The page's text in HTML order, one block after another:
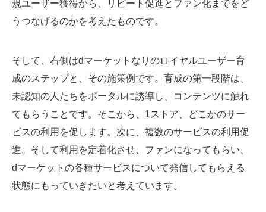
規ユーザー獲得から、リピート促進とファン化までをど
うつなげるのかを考えたものです。
そして、右側はdマーケットなりのロイヤルユーザー育
成のステップと、その施策例です。育成の第一段階は、
未認知の人たちをポータルに誘導し、コンテンツに触れ
てもらうことです。そこから、1ストア、どこかのサー
ビスの利用を促します。次に、複数のサービスの利用促
進。そして利用を定着化させ、ファンになってもらい、
dマーケットの各種サービスについて発信してもらえる
状態にもっていきたいと考えています。